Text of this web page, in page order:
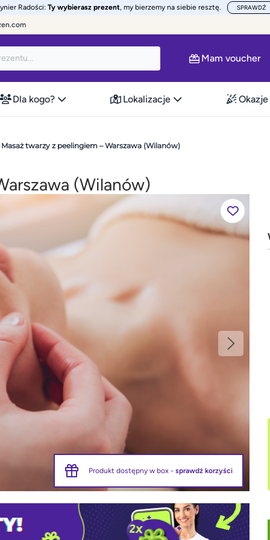
Radości: Ty wybierasz prezent, my bierzemy na siebie resztę. SPRAWDŹ
Mam voucher
Dla kogo? Lokalizacje Okazje
Masaż twarzy z peelingiem – Warszawa (Wilanów)
(Wilanów)
Produkt dostępny w box -sprawdź korzyści